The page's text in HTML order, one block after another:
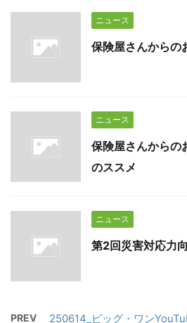
ニュース
保険屋さんからの
ニュース
保険屋さんからの
のススメ
ニュース
第2回災害対応力
PREV 250614_ビッグ・ワン